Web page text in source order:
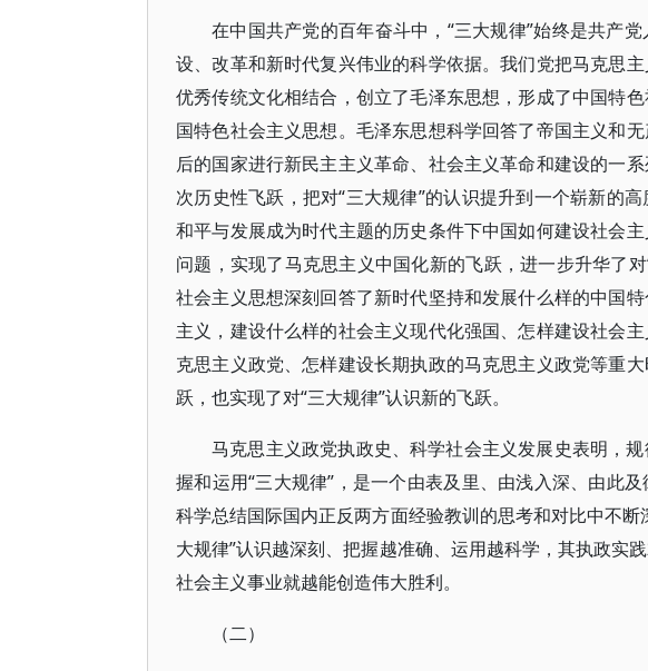
在中国共产党的百年奋斗中，“三大规律”始终是共产
设、改革和新时代复兴伟业的科学依据。我们党把马克思
优秀传统文化相结合，创立了毛泽东思想，形成了中国特
国特色社会主义思想。毛泽东思想科学回答了帝国主义和
后的国家进行新民主主义革命、社会主义革命和建设的一
次历史性飞跃，把对“三大规律”的认识提升到一个崭新的
和平与发展成为时代主题的历史条件下中国如何建设社会
问题，实现了马克思主义中国化新的飞跃，进一步升华了
社会主义思想深刻回答了新时代坚持和发展什么样的中国
主义，建设什么样的社会主义现代化强国、怎样建设社会
克思主义政党、怎样建设长期执政的马克思主义政党等重
跃，也实现了对“三大规律”认识新的飞跃。
马克思主义政党执政史、科学社会主义发展史表明，
握和运用“三大规律”，是一个由表及里、由浅入深、由此
科学总结国际国内正反两方面经验教训的思考和对比中不
大规律”认识越深刻、把握越准确、运用越科学，其执政实
社会主义事业就越能创造伟大胜利。
（二）